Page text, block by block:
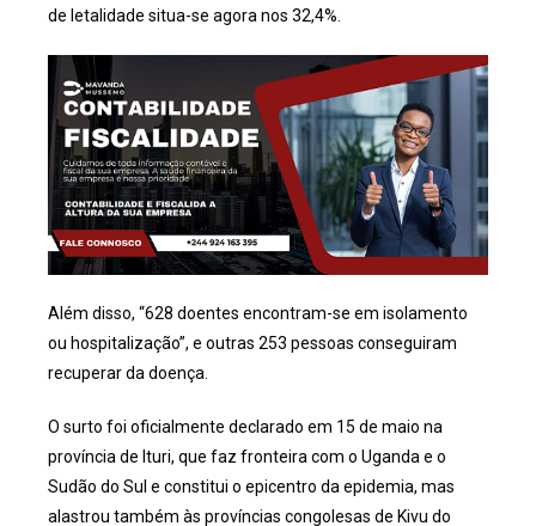
de letalidade situa-se agora nos 32,4%.
Além disso, “628 doentes encontram-se em isolamento
ou hospitalização”, e outras 253 pessoas conseguiram
recuperar da doença.
O surto foi oficialmente declarado em 15 de maio na
província de Ituri, que faz fronteira com o Uganda e o
Sudão do Sul e constitui o epicentro da epidemia, mas
alastrou também às províncias congolesas de Kivu do